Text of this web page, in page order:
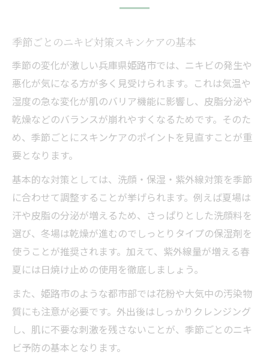
季節ごとのニキビ対策スキンケアの基本
季節の変化が激しい兵庫県姫路市では、ニキビの発生や
悪化が気になる方が多く見受けられます。これは気温や
湿度の急な変化が肌のバリア機能に影響し、皮脂分泌や
乾燥などのバランスが崩れやすくなるためです。そのた
め、季節ごとにスキンケアのポイントを見直すことが重
要となります。
基本的な対策としては、洗顔・保湿・紫外線対策を季節
に合わせて調整することが挙げられます。例えば夏場は
汗や皮脂の分泌が増えるため、さっぱりとした洗顔料を
選び、冬場は乾燥が進むのでしっとりタイプの保湿剤を
使うことが推奨されます。加えて、紫外線量が増える春
夏には日焼け止めの使用を徹底しましょう。
また、姫路市のような都市部では花粉や大気中の汚染物
質にも注意が必要です。外出後はしっかりクレンジング
し、肌に不要な刺激を残さないことが、季節ごとのニキ
ビ予防の基本となります。